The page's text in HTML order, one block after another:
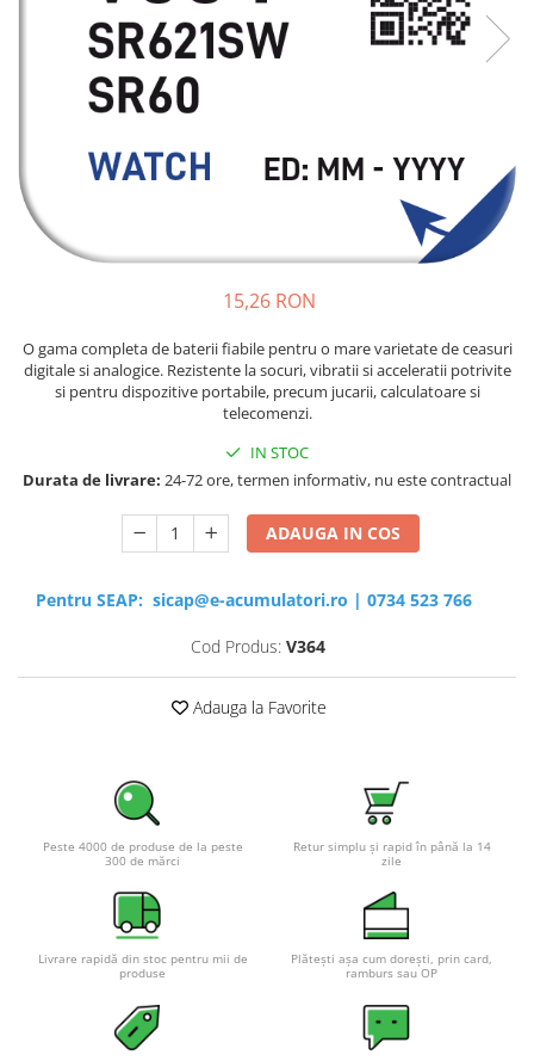
Sisteme de management (BMS)
Redresoare, incarcatoare si testere
Redresoare auto, moto, barci si
15,26 RON
O gama completa de baterii fiabile pentru o mare varietate de ceasuri
digitale si analogice. Rezistente la socuri, vibratii si acceleratii potrivite
si pentru dispozitive portabile, precum jucarii, calculatoare si
telecomenzi.
IN STOC
Durata de livrare: 24-72 ore, termen informativ, nu este contractual
ADAUGA IN COS
Pentru SEAP: sicap@e-acumulatori.ro | 0734 523 766
Cod Produs: V364
Adauga la Favorite
Peste 4000 de produse de la peste
300 de mărci
Retur simplu și rapid în până la 14
zile
Livrare rapidă din stoc pentru mii de
produse
Plătești așa cum dorești, prin card,
ramburs sau OP